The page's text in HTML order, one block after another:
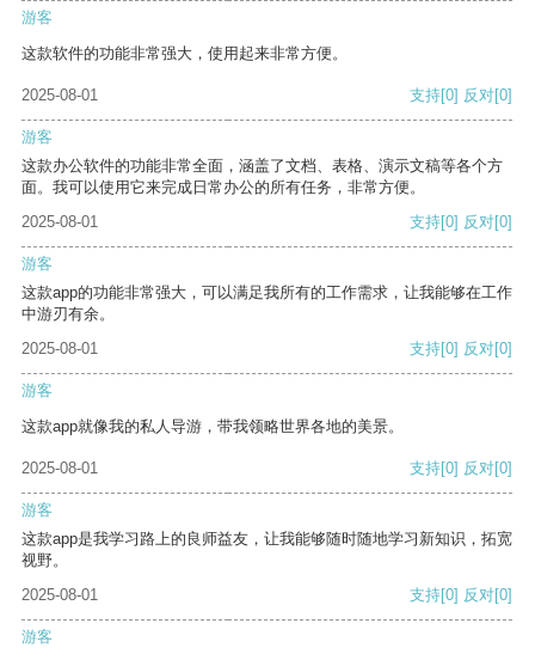
游客
这款软件的功能非常强大，使用起来非常方便。
2025-08-01 支持[0] 反对[0]
游客
这款办公软件的功能非常全面，涵盖了文档、表格、演示文稿等各个方
面。我可以使用它来完成日常办公的所有任务，非常方便。
2025-08-01
支持[0] 反对[0]
游客
这款app的功能非常强大，可以满足我所有的工作需求，让我能够在工作
中游刃有余。
2025-08-01
支持[0] 反对[0]
游客
这款app就像我的私人导游，带我领略世界各地的美景。
2025-08-01 支持[0] 反对[0]
游客
这款app是我学习路上的良师益友，让我能够随时随地学习新知识，拓宽
视野。
2025-08-01
支持[0] 反对[0]
游客